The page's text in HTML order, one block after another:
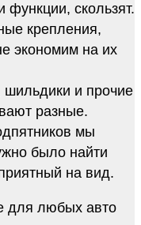
функции, скользят.
крепления,
экономим на их
шильдики и прочие
разные.
мы
было найти
на вид.